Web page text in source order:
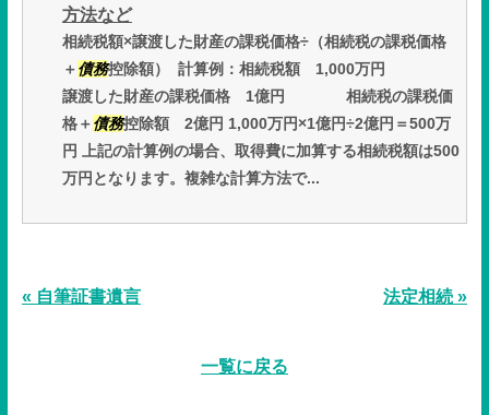
方法など
相続税額×譲渡した財産の課税価格÷（相続税の課税価格
＋債務控除額） 計算例：相続税額 1,000万円
譲渡した財産の課税価格 1億円 相続税の課税価
格＋債務控除額 2億円 1,000万円×1億円÷2億円＝500万
円 上記の計算例の場合、取得費に加算する相続税額は500
万円となります。複雑な計算方法で...
« 自筆証書遺言 法定相続 »
一覧に戻る